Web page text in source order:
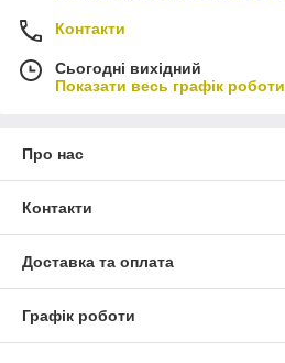
Контакти
Сьогодні вихідний
Показати весь графік роботи
Про нас
Контакти
Доставка та оплата
Графік роботи